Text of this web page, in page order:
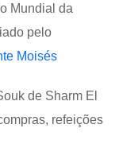
Mundial da
pelo
Moisés
de Sharm El
refeições